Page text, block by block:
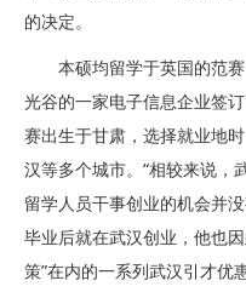
的决定。
本硕均留学于英国的范赛
光谷的一家电子信息企业签
赛出生于甘肃，选择就业地
汉等多个城市。“相较来说，
留学人员干事创业的机会并
毕业后就在武汉创业，他也
策”在内的一系列武汉引才优